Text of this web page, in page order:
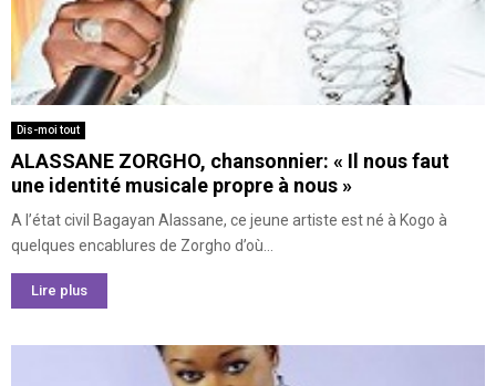
Dis-moi tout
ALASSANE ZORGHO, chansonnier: « Il nous faut
une identité musicale propre à nous »
A l’état civil Bagayan Alassane, ce jeune artiste est né à Kogo à
quelques encablures de Zorgho d’où...
Lire plus